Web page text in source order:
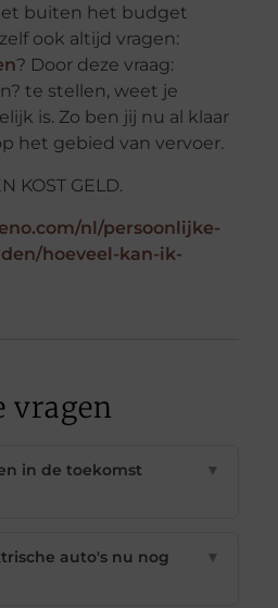
buiten het budget
ook altijd vragen:
? Door deze vraag:
te stellen, weet je
is. Zo ben jij nu al klaar
het gebied van vervoer.
KOST GELD.
nl/persoonlijke-
hoeveel-kan-ik-
vragen
in de toekomst
▼
auto's nu nog
▼